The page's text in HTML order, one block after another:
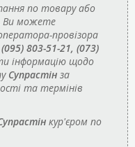
по товару або
Ви можете
провізора
803-51-21, (073)
інформацію щодо
Супрастін за
та термінів
кур'єром по